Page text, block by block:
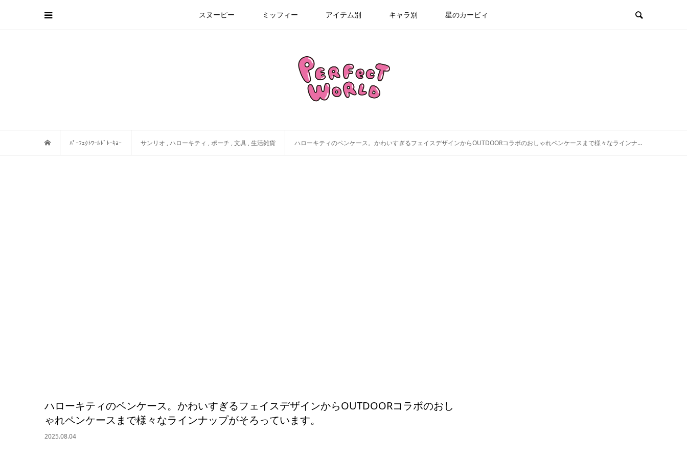
スヌーピー ミッフィー アイテム別 キャラ別 星のカービィ
ﾊﾟｰﾌｪｸﾄﾜｰﾙﾄﾞﾄｰｷｮｰ サンリオ ,ハローキティ ,ポーチ ,文具 ,生活雑貨 ハローキティのペンケース。かわいすぎるフェイスデザインからOUTDOORコラボのおしゃれペンケースまで様々なラインナップがそろっています。
ハローキティのペンケース。かわいすぎるフェイスデザインからOUTDOORコラボのおし
ゃれペンケースまで様々なラインナップがそろっています。
2025.08.04